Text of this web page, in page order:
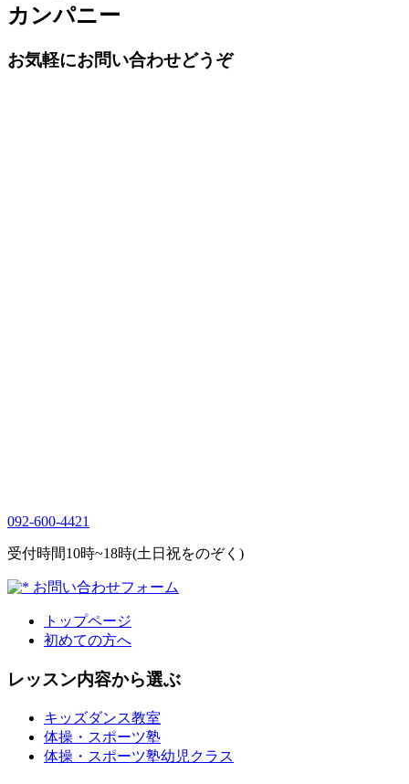
カンパニー
お気軽にお問い合わせどうぞ
092-600-4421
受付時間10時~18時(土日祝をのぞく)
お問い合わせフォーム
トップページ
初めての方へ
レッスン内容から選ぶ
キッズダンス教室
体操・スポーツ塾
体操・スポーツ塾幼児クラス